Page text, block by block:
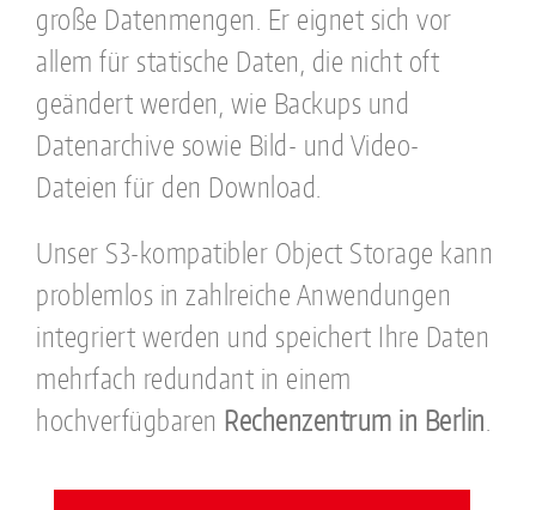
große Datenmengen. Er eignet sich vor
allem für statische Daten, die nicht oft
geändert werden, wie Backups und
Datenarchive sowie Bild- und Video-
Dateien für den Download.
Unser S3-kompatibler Object Storage kann
problemlos in zahlreiche Anwendungen
integriert werden und speichert Ihre Daten
mehrfach redundant in einem
hochverfügbaren Rechenzentrum in Berlin.